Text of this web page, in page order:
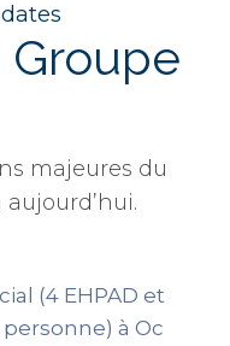
Groupe
majeures du
aujourd’hui.
(4 EHPAD et
à Oc